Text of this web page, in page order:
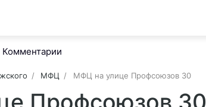
Комментарии
МФЦ МФЦ на улице Профсоюзов 30